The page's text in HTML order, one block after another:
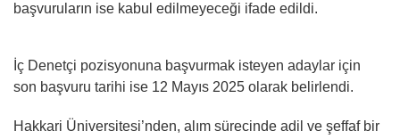
başvuruların ise kabul edilmeyeceği ifade edildi.
İç Denetçi pozisyonuna başvurmak isteyen adaylar için
son başvuru tarihi ise 12 Mayıs 2025 olarak belirlendi.
Hakkari Üniversitesi’nden, alım sürecinde adil ve şeffaf bir